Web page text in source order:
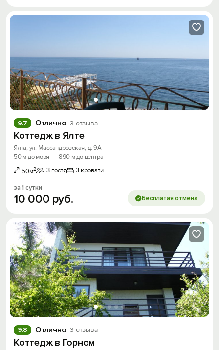
Отлично 3 отзыва
9.7
Коттедж в Ялте
Ялта, ул. Массандровская, д. 9А
50 м до моря
· 890 м до центра
50м2 3 гостя 3 кровати
за 1 сутки
10 000 руб. Бесплатая отмена
Отлично 3 отзыва
9.8
Коттедж в Горном
Вход на сайт
Войти илиЗарегистрироваться